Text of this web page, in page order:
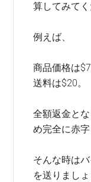
算してみてく
例えば、
商品価格は
送料は$20。
全額返金と
め完全に赤字
そんな時は
を送りましょ